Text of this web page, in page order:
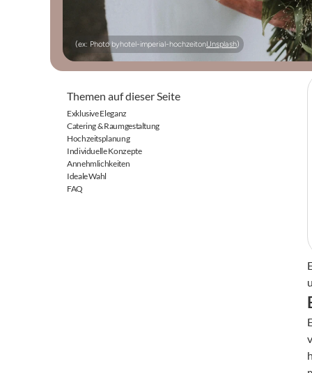
(ex: Photo byhotel-imperial-hochzeitonUnsplash)
Themen auf dieser Seite
Exklusive Eleganz
Catering & Raumgestaltung
Hochzeitsplanung
Individuelle Konzepte
Annehmlichkeiten
Ideale Wahl
FAQ